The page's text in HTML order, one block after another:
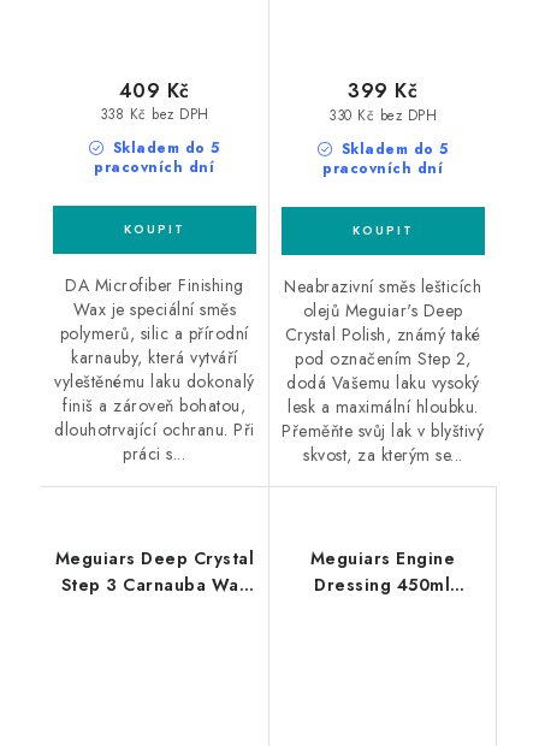
Skladem do 5
pracovních dní
338 Kč bez DPH
409 Kč
DA Microfiber Finishing
Wax je speciální směs
polymerů, silic a přírodní
karnauby, která vytváří
vyleštěnému laku dokonalý
finiš a zároveň bohatou,
dlouhotrvající ochranu. Při
práci s...
Skladem do 5
pracovních dní
330 Kč bez DPH
399 Kč
Neabrazivní směs lešticích
olejů Meguiar's Deep
Crystal Polish, známý také
pod označením Step 2,
dodá Vašemu laku vysoký
lesk a maximální hloubku.
Přeměňte svůj lak v blyštivý
skvost, za kterým se...
Meguiars Deep Crystal
Step 3 Carnauba Wax
Meguiars Engine
Dressing 450ml